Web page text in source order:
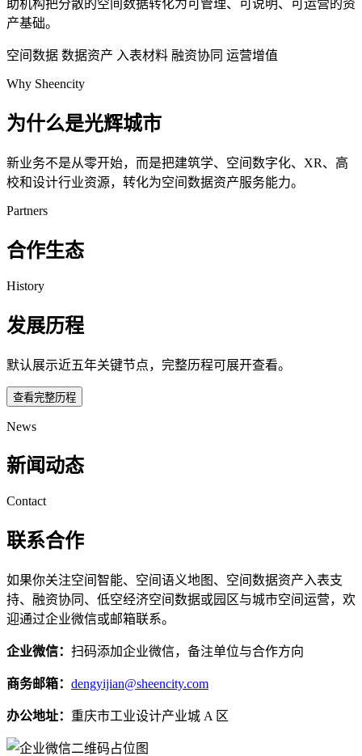
助机构把分散的空间数据转化为可管理、可说明、可运营的资
产基础。
空间数据 数据资产 入表材料 融资协同 运营增值
Why Sheencity
为什么是光辉城市
新业务不是从零开始，而是把建筑学、空间数字化、XR、高
校和设计行业资源，转化为空间数据资产服务能力。
Partners
合作生态
History
发展历程
默认展示近五年关键节点，完整历程可展开查看。
查看完整历程
News
新闻动态
Contact
联系合作
如果你关注空间智能、空间语义地图、空间数据资产入表支
持、融资协同、低空经济空间数据或园区与城市空间运营，欢
迎通过企业微信或邮箱联系。
企业微信： 扫码添加企业微信，备注单位与合作方向
商务邮箱： dengyijian@sheencity.com
办公地址： 重庆市工业设计产业城 A 区